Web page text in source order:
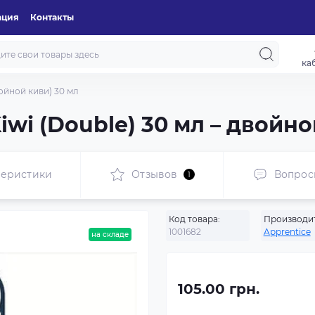
Контакты
киви) 30 мл
(Double) 30 мл –
Отзывов 1
на складе
Код товара:
1001682
Apprentice
105.00 грн.